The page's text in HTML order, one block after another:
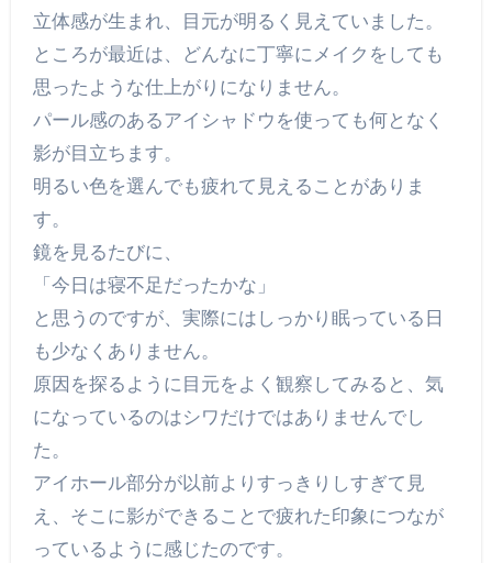
立体感が生まれ、目元が明るく見えていました。
ところが最近は、どんなに丁寧にメイクをしても
思ったような仕上がりになりません。
パール感のあるアイシャドウを使っても何となく
影が目立ちます。
明るい色を選んでも疲れて見えることがありま
す。
鏡を見るたびに、
「今日は寝不足だったかな」
と思うのですが、実際にはしっかり眠っている日
も少なくありません。
原因を探るように目元をよく観察してみると、気
になっているのはシワだけではありませんでし
た。
アイホール部分が以前よりすっきりしすぎて見
え、そこに影ができることで疲れた印象につなが
っているように感じたのです。